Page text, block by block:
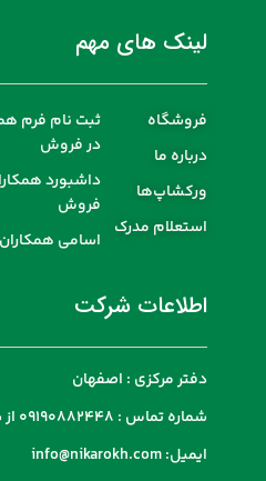
لینک های مهم
فروشگاه
درباره ما
ورکشاپ‌ها
استعلام مدرک
ثبت نام فرم
در فروش
داشبورد
فروش
اسامی
اطلاعات شرکت
دفتر مرکزی : اصفهان
شماره تماس : 09190882448 از ساعت 9 الی 16
ایمیل: info@nikarokh.com